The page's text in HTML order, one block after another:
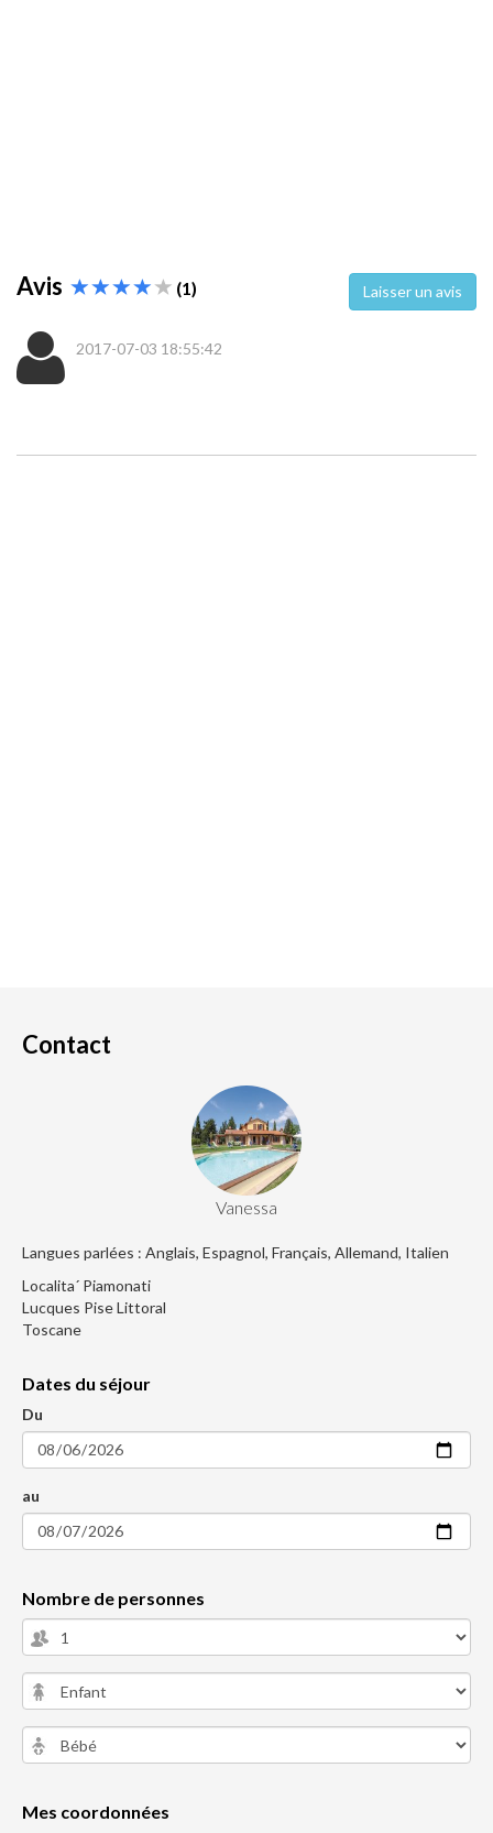
Avis (1) Laisser un avis
2017-07-03 18:55:42
Contact
Vanessa
Langues parlées : Anglais, Espagnol, Français, Allemand, Italien
Localita´ Piamonati
Lucques Pise Littoral
Toscane
Dates du séjour
Du
au
Nombre de personnes
Mes coordonnées